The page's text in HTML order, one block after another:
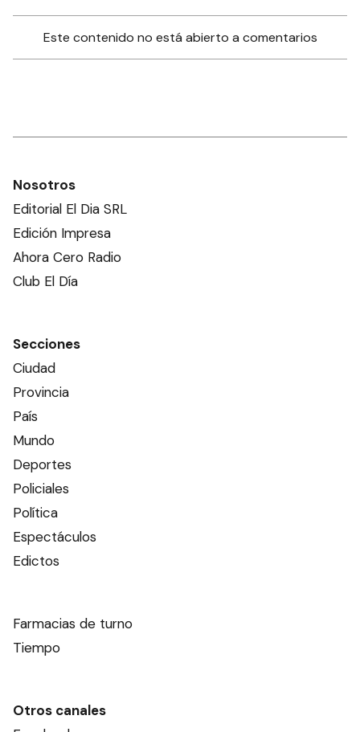
Este contenido no está abierto a comentarios
Nosotros
Editorial El Dia SRL
Edición Impresa
Ahora Cero Radio
Club El Día
Secciones
Ciudad
Provincia
País
Mundo
Deportes
Policiales
Política
Espectáculos
Edictos
Farmacias de turno
Tiempo
Otros canales